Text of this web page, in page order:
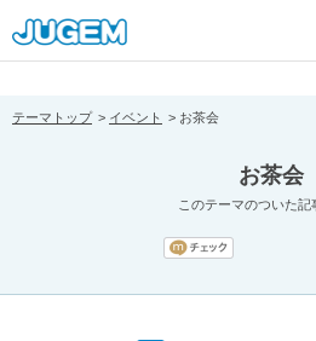
[pear_error: message="Success"
prefix="" info=""]
テーマトップ イベント お茶会
お茶会
このテーマのついた記